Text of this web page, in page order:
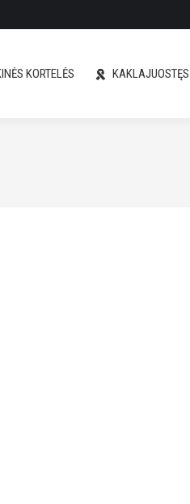
KORTELĖS KAKLAJUOSTĘS
KORTELĖS KAKLAJUOSTĘS